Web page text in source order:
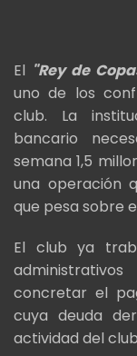
El "Rey de
uno de los
club. La
bancario
semana 1,5
una operación
que pesa sobre
El club ya
concretar el
cuya deuda
actividad del